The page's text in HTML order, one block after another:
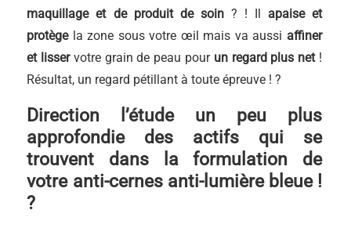
maquillage et de produit de soin? ! Il apaise et
protègela zone sous votre œil mais va aussi affiner
et lisservotre grain de peau pour un regard plus net!
Résultat, un regard pétillant à toute épreuve ! ?
Direction l’étude un peu plus
approfondie des actifs qui se
trouvent dans la formulation de
votre anti-cernes anti-lumière bleue !
?